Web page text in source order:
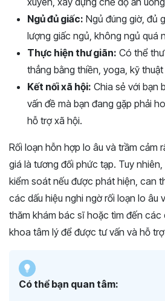
Ngủ đủ giấc: Ngủ đúng giờ, đủ
lượng giấc ngủ, không ngủ quá
Thực hiện thư giãn: Có thể
thẳng bằng thiền, yoga, kỹ
Kết nối xã hội: Chia sẻ với bạn
vấn đề mà bạn đang gặp phải
hỗ trợ xã hội.
Rối loạn hỗn hợp lo âu và trầm cảm
giá là tương đối phức tạp. Tuy
kiểm soát nếu được phát hiện, can
các dấu hiệu nghi ngờ rối loạn lo âu
thăm khám bác sĩ hoặc tìm đến các
khoa tâm lý để được tư vấn và hỗ
Có thể bạn quan tâm: